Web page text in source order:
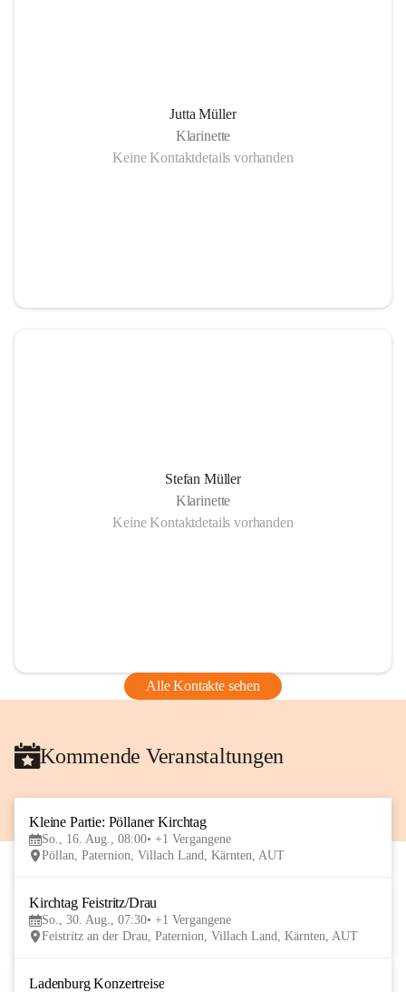
Jutta Müller
Klarinette
Keine Kontaktdetails vorhanden
Stefan Müller
Klarinette
Keine Kontaktdetails vorhanden
Alle Kontakte sehen
Kommende Veranstaltungen
Kleine Partie: Pöllaner Kirchtag
So., 16. Aug., 08:00 +1 Vergangene
Pöllan, Paternion, Villach Land, Kärnten, AUT
Kirchtag Feistritz/Drau
So., 30. Aug., 07:30 +1 Vergangene
Feistritz an der Drau, Paternion, Villach Land, Kärnten, AUT
Ladenburg Konzertreise